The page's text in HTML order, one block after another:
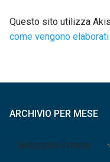
Questo sito utilizza
come vengono
ARCHIVIO PER MESE
Archivio